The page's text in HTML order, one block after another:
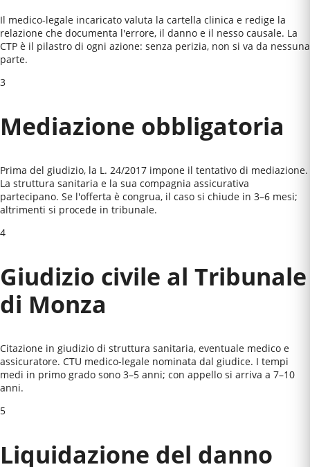
Il medico-legale incaricato valuta la cartella clinica e redige la
relazione che documenta l'errore, il danno e il nesso causale. La
CTP è il pilastro di ogni azione: senza perizia, non si va da nessuna
parte.
3
Mediazione obbligatoria
Prima del giudizio, la L. 24/2017 impone il tentativo di mediazione.
La struttura sanitaria e la sua compagnia assicurativa
partecipano. Se l'offerta è congrua, il caso si chiude in 3–6 mesi;
altrimenti si procede in tribunale.
4
Giudizio civile al Tribunale
di Monza
Citazione in giudizio di struttura sanitaria, eventuale medico e
assicuratore. CTU medico-legale nominata dal giudice. I tempi
medi in primo grado sono 3–5 anni; con appello si arriva a 7–10
anni.
5
Liquidazione del danno